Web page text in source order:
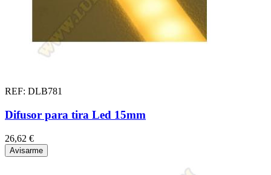
REF: DLB781
Difusor para tira Led 15mm
26,62 €
Avisarme